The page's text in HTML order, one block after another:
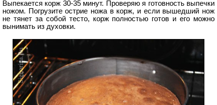
Выпекается корж 30-35 минут. Проверяю я готовность выпечки
ножом. Погрузите острие ножа в корж, и если вышедший нож
не тянет за собой тесто, корж полностью готов и его можно
вынимать из духовки.